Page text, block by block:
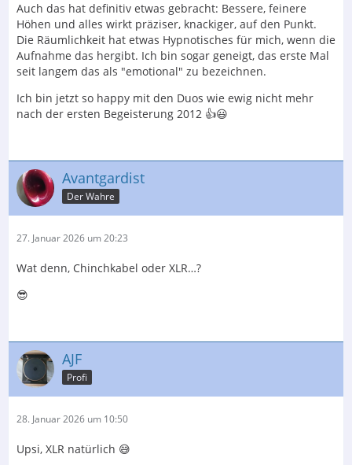
Auch das hat definitiv etwas gebracht: Bessere, feinere
Höhen und alles wirkt präziser, knackiger, auf den Punkt.
Die Räumlichkeit hat etwas Hypnotisches für mich, wenn die
Aufnahme das hergibt. Ich bin sogar geneigt, das erste Mal
seit langem das als "emotional" zu bezeichnen.
Ich bin jetzt so happy mit den Duos wie ewig nicht mehr
nach der ersten Begeisterung 2012 👍😃
Avantgardist
Der Wahre
27. Januar 2026 um 20:23
Wat denn, Chinchkabel oder XLR…?
😎
AJF
Profi
28. Januar 2026 um 10:50
Upsi, XLR natürlich 😅